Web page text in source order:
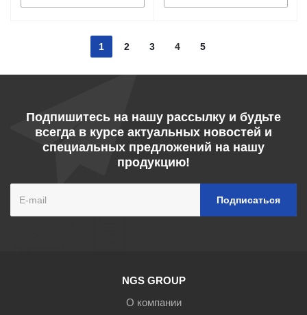
1 2 3 4 5
Подпишитесь на нашу рассылку и будьте
всегда в курсе актуальных новостей и
специальных предложений на нашу
продукцию!
NGS GROUP
О компании